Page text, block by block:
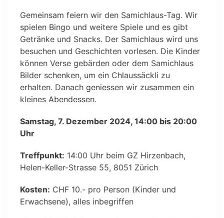
Gemeinsam feiern wir den Samichlaus-Tag. Wir
spielen Bingo und weitere Spiele und es gibt
Getränke und Snacks. Der Samichlaus wird uns
besuchen und Geschichten vorlesen. Die Kinder
können Verse gebärden oder dem Samichlaus
Bilder schenken, um ein Chlaussäckli zu
erhalten. Danach geniessen wir zusammen ein
kleines Abendessen.
Samstag, 7. Dezember 2024, 14:00 bis 20:00
Uhr
Treffpunkt: 14:00 Uhr beim GZ Hirzenbach,
Helen-Keller-Strasse 55, 8051 Zürich
Kosten: CHF 10.- pro Person (Kinder und
Erwachsene), alles inbegriffen